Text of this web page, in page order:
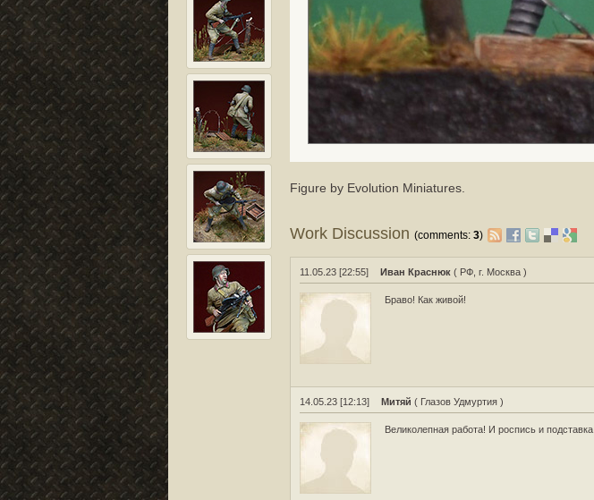
Figure by Evolution Miniatures.
Work Discussion(comments:3)
11.05.23 [22:55] Иван Краснюк ( РФ, г. Москва )
Браво! Как живой!
14.05.23 [12:13] Митяй ( Глазов Удмуртия )
Великолепная работа! И роспись и подставка.